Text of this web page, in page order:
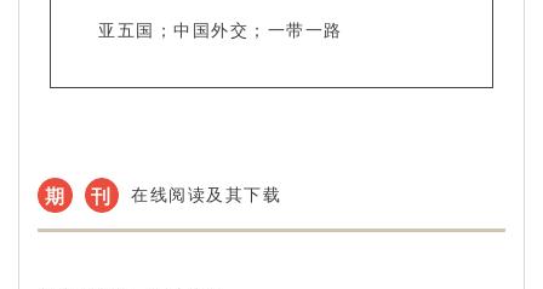
亚五国；中国外交；一带一路
期 刊 在线阅读及其下载